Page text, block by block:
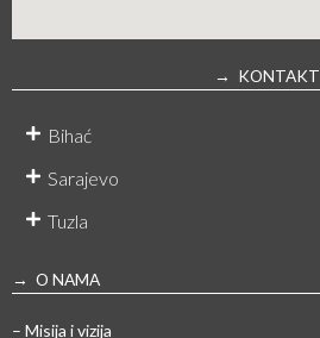
→ KONTAKT
Bihać
Sarajevo
Tuzla
→ O NAMA
– Misija i vizija